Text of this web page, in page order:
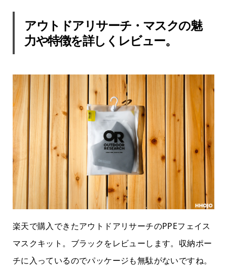
アウトドアリサーチ・マスクの魅
力や特徴を詳しくレビュー。
楽天で購入できたアウトドアリサーチのPPEフェイス
マスクキット。ブラックをレビューします。収納ポー
チに入っているのでパッケージも無駄がないですね。